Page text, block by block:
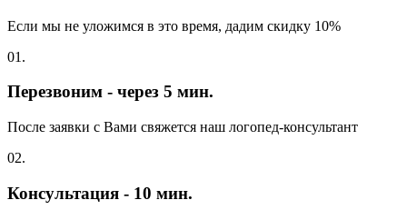
Если мы не уложимся в это время, дадим скидку 10%
01.
Перезвоним - через 5 мин.
После заявки с Вами свяжется наш логопед-консультант
02.
Консультация - 10 мин.